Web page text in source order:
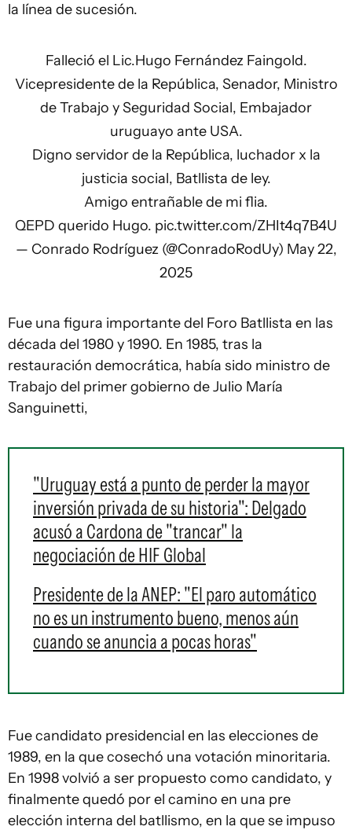
la línea de sucesión.
Falleció el Lic.Hugo Fernández Faingold.
Vicepresidente de la República, Senador, Ministro
de Trabajo y Seguridad Social, Embajador
uruguayo ante USA.
Digno servidor de la República, luchador x la
justicia social, Batllista de ley.
Amigo entrañable de mi flia.
QEPD querido Hugo. pic.twitter.com/ZHIt4q7B4U
— Conrado Rodríguez (@ConradoRodUy) May 22,
2025
Fue una figura importante del Foro Batllista en las
década del 1980 y 1990. En 1985, tras la
restauración democrática, había sido ministro de
Trabajo del primer gobierno de Julio María
Sanguinetti,
"Uruguay está a punto de perder la mayor
inversión privada de su historia": Delgado
acusó a Cardona de "trancar" la
negociación de HIF Global
Presidente de la ANEP: "El paro automático
no es un instrumento bueno, menos aún
cuando se anuncia a pocas horas"
Fue candidato presidencial en las elecciones de
1989, en la que cosechó una votación minoritaria.
En 1998 volvió a ser propuesto como candidato, y
finalmente quedó por el camino en una pre
elección interna del batllismo, en la que se impuso